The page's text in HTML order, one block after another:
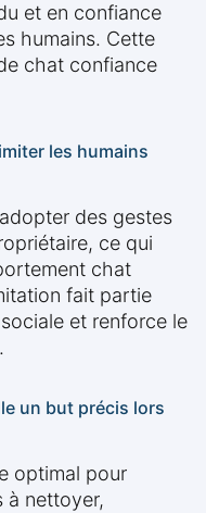
et en confiance
humains. Cette
chat confiance
les humains
des gestes
ce qui
chat
fait partie
et renforce le
un but précis lors
optimal pour
à nettoyer,